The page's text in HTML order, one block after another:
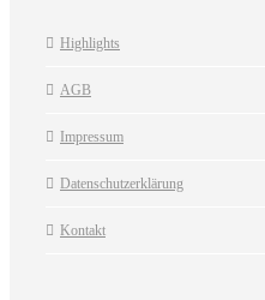
Highlights
AGB
Impressum
Datenschutzerklärung
Kontakt